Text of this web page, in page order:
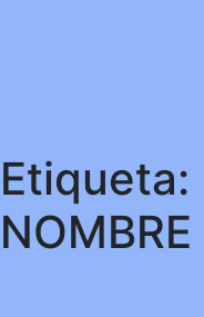
Etiqueta:
NOMBRE